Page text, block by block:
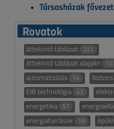
Társasházak
Rovatok
áttekintő táblázat 232
áttekintő táblázat alapján
automatizálás 14
EIB technológia 43
energetika 57
energiaforrások 19